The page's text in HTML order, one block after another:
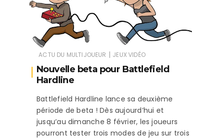
ACTU DU MULTIJOUEUR | JEUX VIDÉO
Nouvelle beta pour Battlefield
Hardline
Battlefield Hardline lance sa deuxième
période de beta ! Dès aujourd’hui et
jusqu’au dimanche 8 février, les joueurs
pourront tester trois modes de jeu sur trois